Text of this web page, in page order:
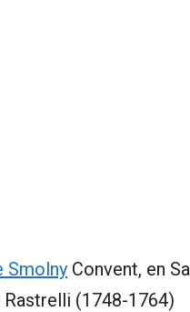
Smolny Convent, en
(1748-1764)